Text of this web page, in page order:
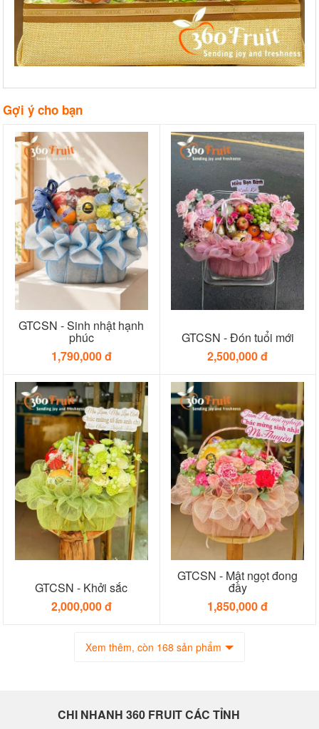
Gợi ý cho bạn
GTCSN - Sinh nhật hạnh
phúc
1,790,000 đ
GTCSN - Đón tuổi mới
2,500,000 đ
GTCSN - Khởi sắc
2,000,000 đ
GTCSN - Mật ngọt đong
đầy
1,850,000 đ
Xem thêm, còn 168 sản phẩm
CHI NHANH 360 FRUIT CÁC TỈNH